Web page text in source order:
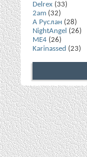
Delrex (33)
2am (32)
А Руслан (28)
NightAngel (26)
ME4 (26)
Karinassed (23)